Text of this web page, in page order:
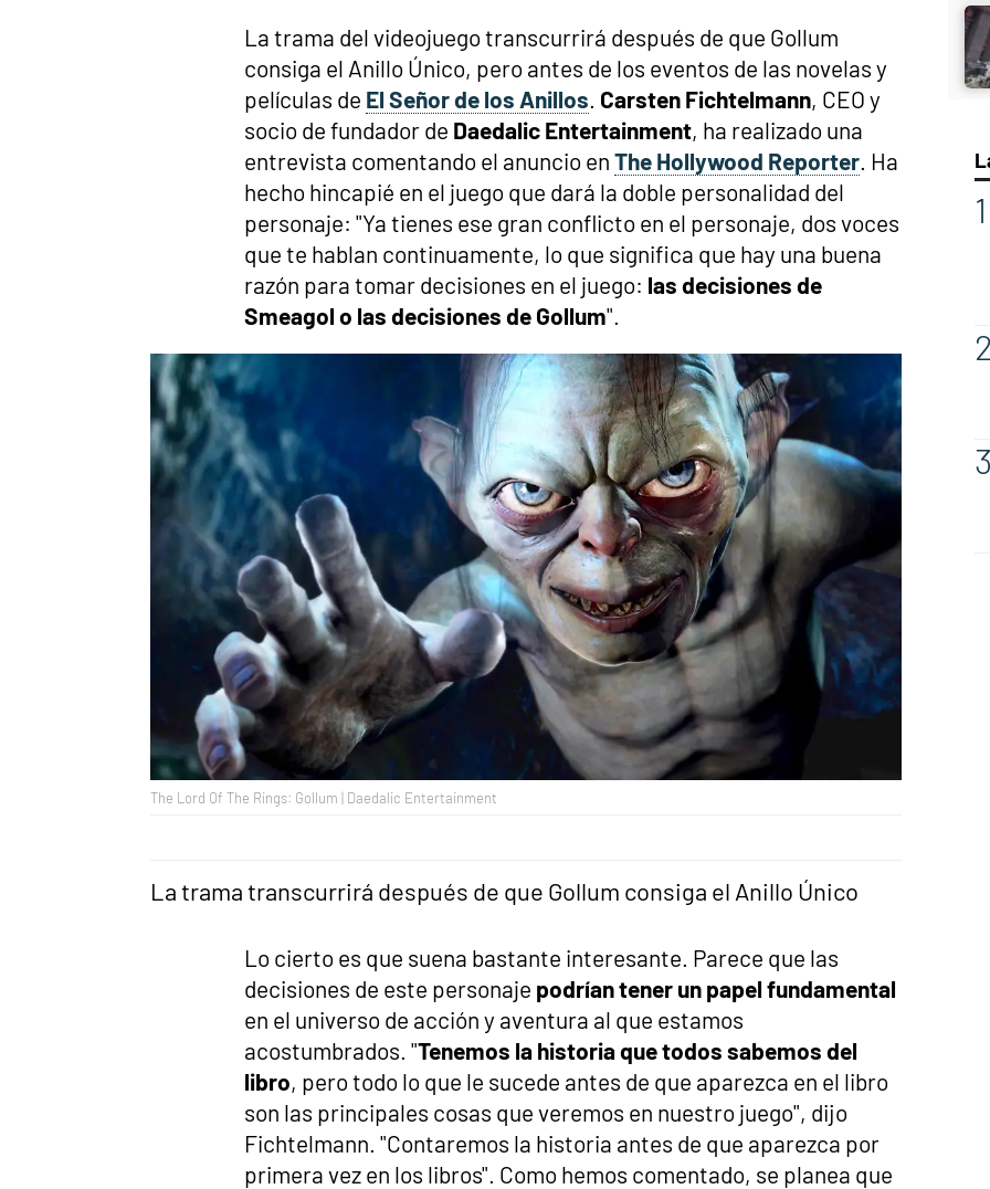
La trama del videojuego transcurrirá después de que Gollum
consiga el Anillo Único, pero antes de los eventos de las novelas y
películas de El Señor de los Anillos. Carsten Fichtelmann, CEO y
socio de fundador de Daedalic Entertainment, ha realizado una
entrevista comentando el anuncio en The Hollywood Reporter. Ha
hecho hincapié en el juego que dará la doble personalidad del
personaje: "Ya tienes ese gran conflicto en el personaje, dos voces
que te hablan continuamente, lo que significa que hay una buena
razón para tomar decisiones en el juego: las decisiones de
Smeagol o las decisiones de Gollum".
The Lord Of The Rings: Gollum | Daedalic Entertainment
La trama transcurrirá después de que Gollum consiga el Anillo Único
Lo cierto es que suena bastante interesante. Parece que las
decisiones de este personaje podrían tener un papel fundamental
en el universo de acción y aventura al que estamos
acostumbrados. "Tenemos la historia que todos sabemos del
libro, pero todo lo que le sucede antes de que aparezca en el libro
son las principales cosas que veremos en nuestro juego", dijo
Fichtelmann. "Contaremos la historia antes de que aparezca por
primera vez en los libros". Como hemos comentado, se planea que